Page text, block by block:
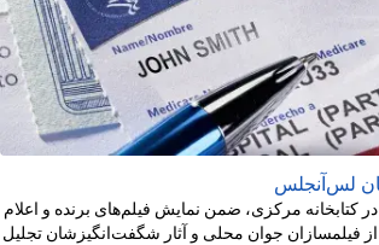
لس‌آنجلس
۱ آگوست، در کتابخانه مرکزی، ضمن نمایش فیلم‌های برنده و اعلام
فیلمسازان جوان محلی و آثار شگفت‌انگیزشان تجلیل